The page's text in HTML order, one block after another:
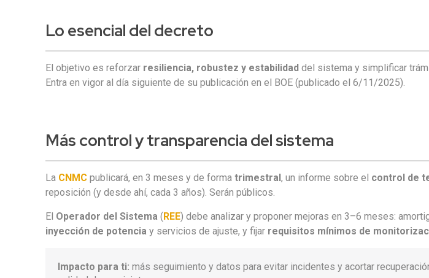
Lo esencial del decreto
El objetivo es reforzar resiliencia, robustez y estabilidad del sistema y simplificar
Entra en vigor al día siguiente de su publicación en el BOE (publicado el 6/11/2025).
Más control y transparencia del sistema
La CNMC publicará, en 3 meses y de formatrimestral, un informe sobre el control de
reposición (y desde ahí, cada 3 años). Serán públicos.
El Operador del Sistema (REE) debe analizar y proponer mejoras en 3–6 meses:
inyección de potencia y servicios de ajuste, y fijar requisitos mínimos de
Impacto para ti: más seguimiento y datos para evitar incidentes y acortar